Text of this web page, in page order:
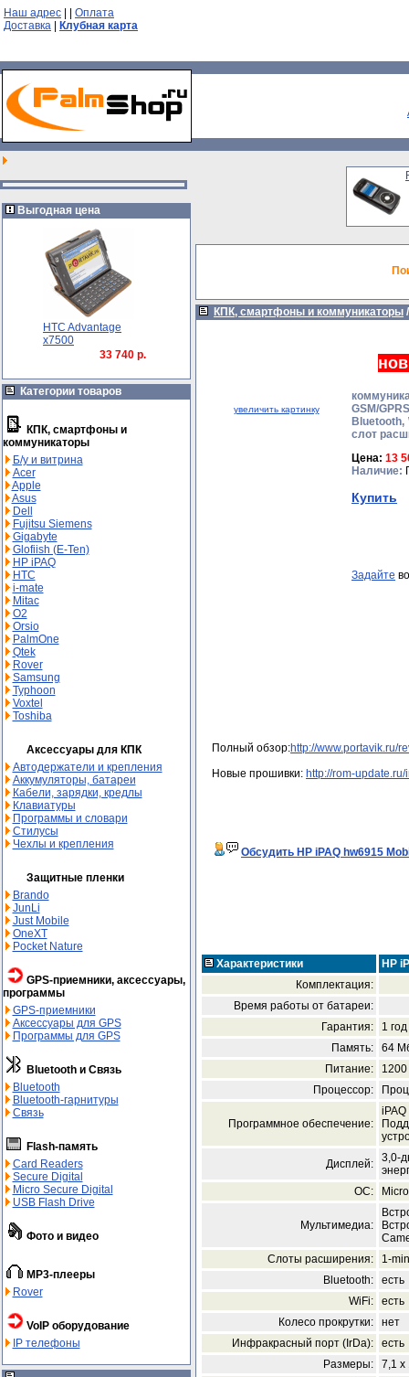
Наш адрес
Оплата
Доставка
Клубная карта
Выгодная цена
HTC Advantage
x7500
33 740 р.
Категории товаров
КПК, смартфоны и
коммуникаторы
Б/у и витрина
Acer
Apple
Asus
Dell
Fujitsu Siemens
Gigabyte
Glofiish (E-Ten)
HP iPAQ
HTC
i-mate
Mitac
O2
Orsio
PalmOne
Qtek
Rover
Samsung
Typhoon
Voxtel
Toshiba
Аксессуары для КПК
Автодержатели и крепления
Аккумуляторы, батареи
Кабели, зарядки, кредлы
Клавиатуры
Программы и словари
Стилусы
Чехлы и крепления
Защитные пленки
Brando
JunLi
Just Mobile
OneXT
Pocket Nature
GPS-приемники, аксессуары,
программы
GPS-приемники
Аксессуары для GPS
Программы для GPS
Bluetooth и Связь
Bluetooth
Bluetooth-гарнитуры
Связь
Flash-память
Card Readers
Secure Digital
Micro Secure Digital
USB Flash Drive
Фото и видео
MP3-плееры
Rover
VoIP оборудование
IP телефоны
КПК, смартфоны и коммуникаторы
увеличить картинку
GSM/
Bluetooth,
слот
Цена: 13
Наличие:
Купить
Задайте
Полный обзор:http://www.portavik.ru/
Новые прошивки: http://rom-
Обсудить HP iPAQ hw6915
Характеристики
HP
Комплектация:
Время работы от батареи:
Гарантия:
1 год
Память:
64
Питание:
Процессор:
Программное обеспечение:
Дисплей:
3,0-
ОС:
Мультимедиа:
Слоты расширения:
1-
Bluetooth:
есть
WiFi:
есть
Колесо прокрутки:
нет
Инфракрасный порт (IrDa):
есть
Размеры:
7,1 x